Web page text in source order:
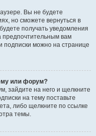
Вы не будете
но сможете вернуться в
получать уведомления
вам
подписки можно на странице
или форум?
зайдите на него и щелкните
на тему поставьте
либо щелкните по ссылке
темы.